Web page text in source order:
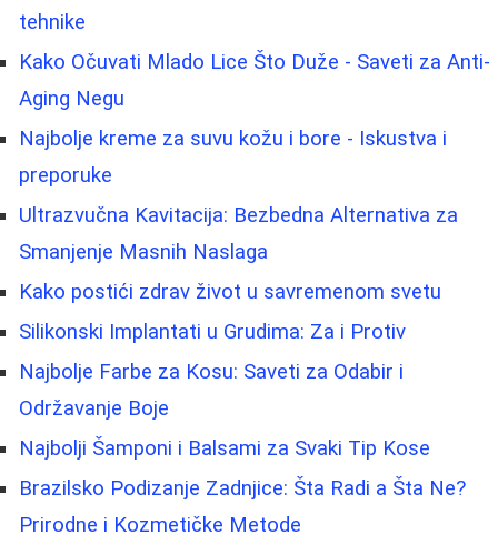
tehnike
Kako Očuvati Mlado Lice Što Duže - Saveti za Anti-
Aging Negu
Najbolje kreme za suvu kožu i bore - Iskustva i
preporuke
Ultrazvučna Kavitacija: Bezbedna Alternativa za
Smanjenje Masnih Naslaga
Kako postići zdrav život u savremenom svetu
Silikonski Implantati u Grudima: Za i Protiv
Najbolje Farbe za Kosu: Saveti za Odabir i
Održavanje Boje
Najbolji Šamponi i Balsami za Svaki Tip Kose
Brazilsko Podizanje Zadnjice: Šta Radi a Šta Ne?
Prirodne i Kozmetičke Metode